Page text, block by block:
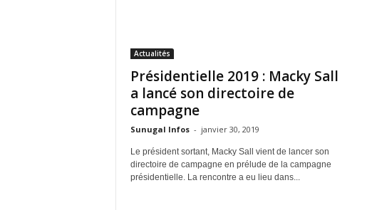
Actualités
Présidentielle 2019 : Macky Sall
a lancé son directoire de
campagne
Sunugal Infos - janvier 30, 2019
Le président sortant, Macky Sall vient de lancer son
directoire de campagne en prélude de la campagne
présidentielle. La rencontre a eu lieu dans...